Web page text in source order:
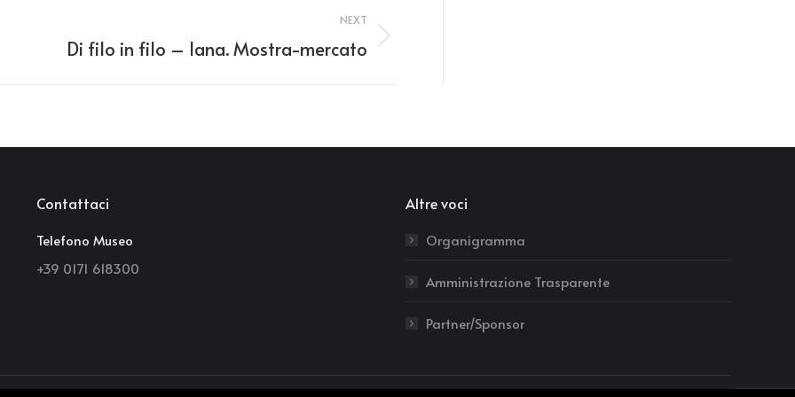
NEXT
Next
Di filo in filo – lana. Mostra-mercato
Contattaci
Telefono Museo
+39 0171 618300
Altre voci
Organigramma
Amministrazione Trasparente
Partner/Sponsor